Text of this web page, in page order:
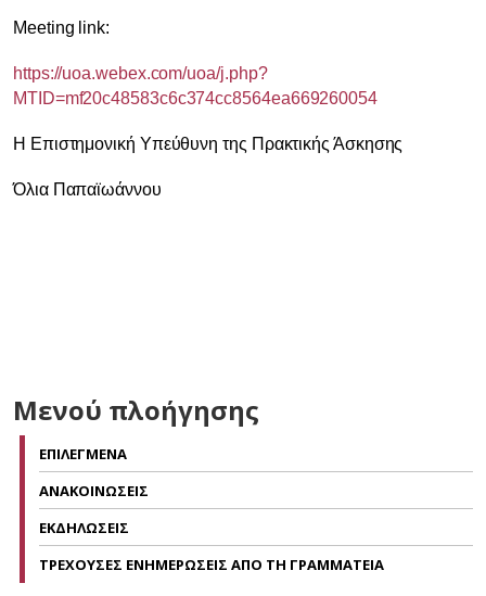
Meeting link:
https://uoa.webex.com/uoa/j.php?
MTID=mf20c48583c6c374cc8564ea669260054
Η Επιστημονική Υπεύθυνη της Πρακτικής Άσκησης
Όλια Παπαϊωάννου
Μενού πλοήγησης
ΕΠΙΛΕΓΜΕΝΑ
ΑΝΑΚΟΙΝΩΣΕΙΣ
ΕΚΔΗΛΩΣΕΙΣ
ΤΡΕΧΟΥΣΕΣ ΕΝΗΜΕΡΩΣΕΙΣ ΑΠΟ ΤΗ ΓΡΑΜΜΑΤΕΙΑ